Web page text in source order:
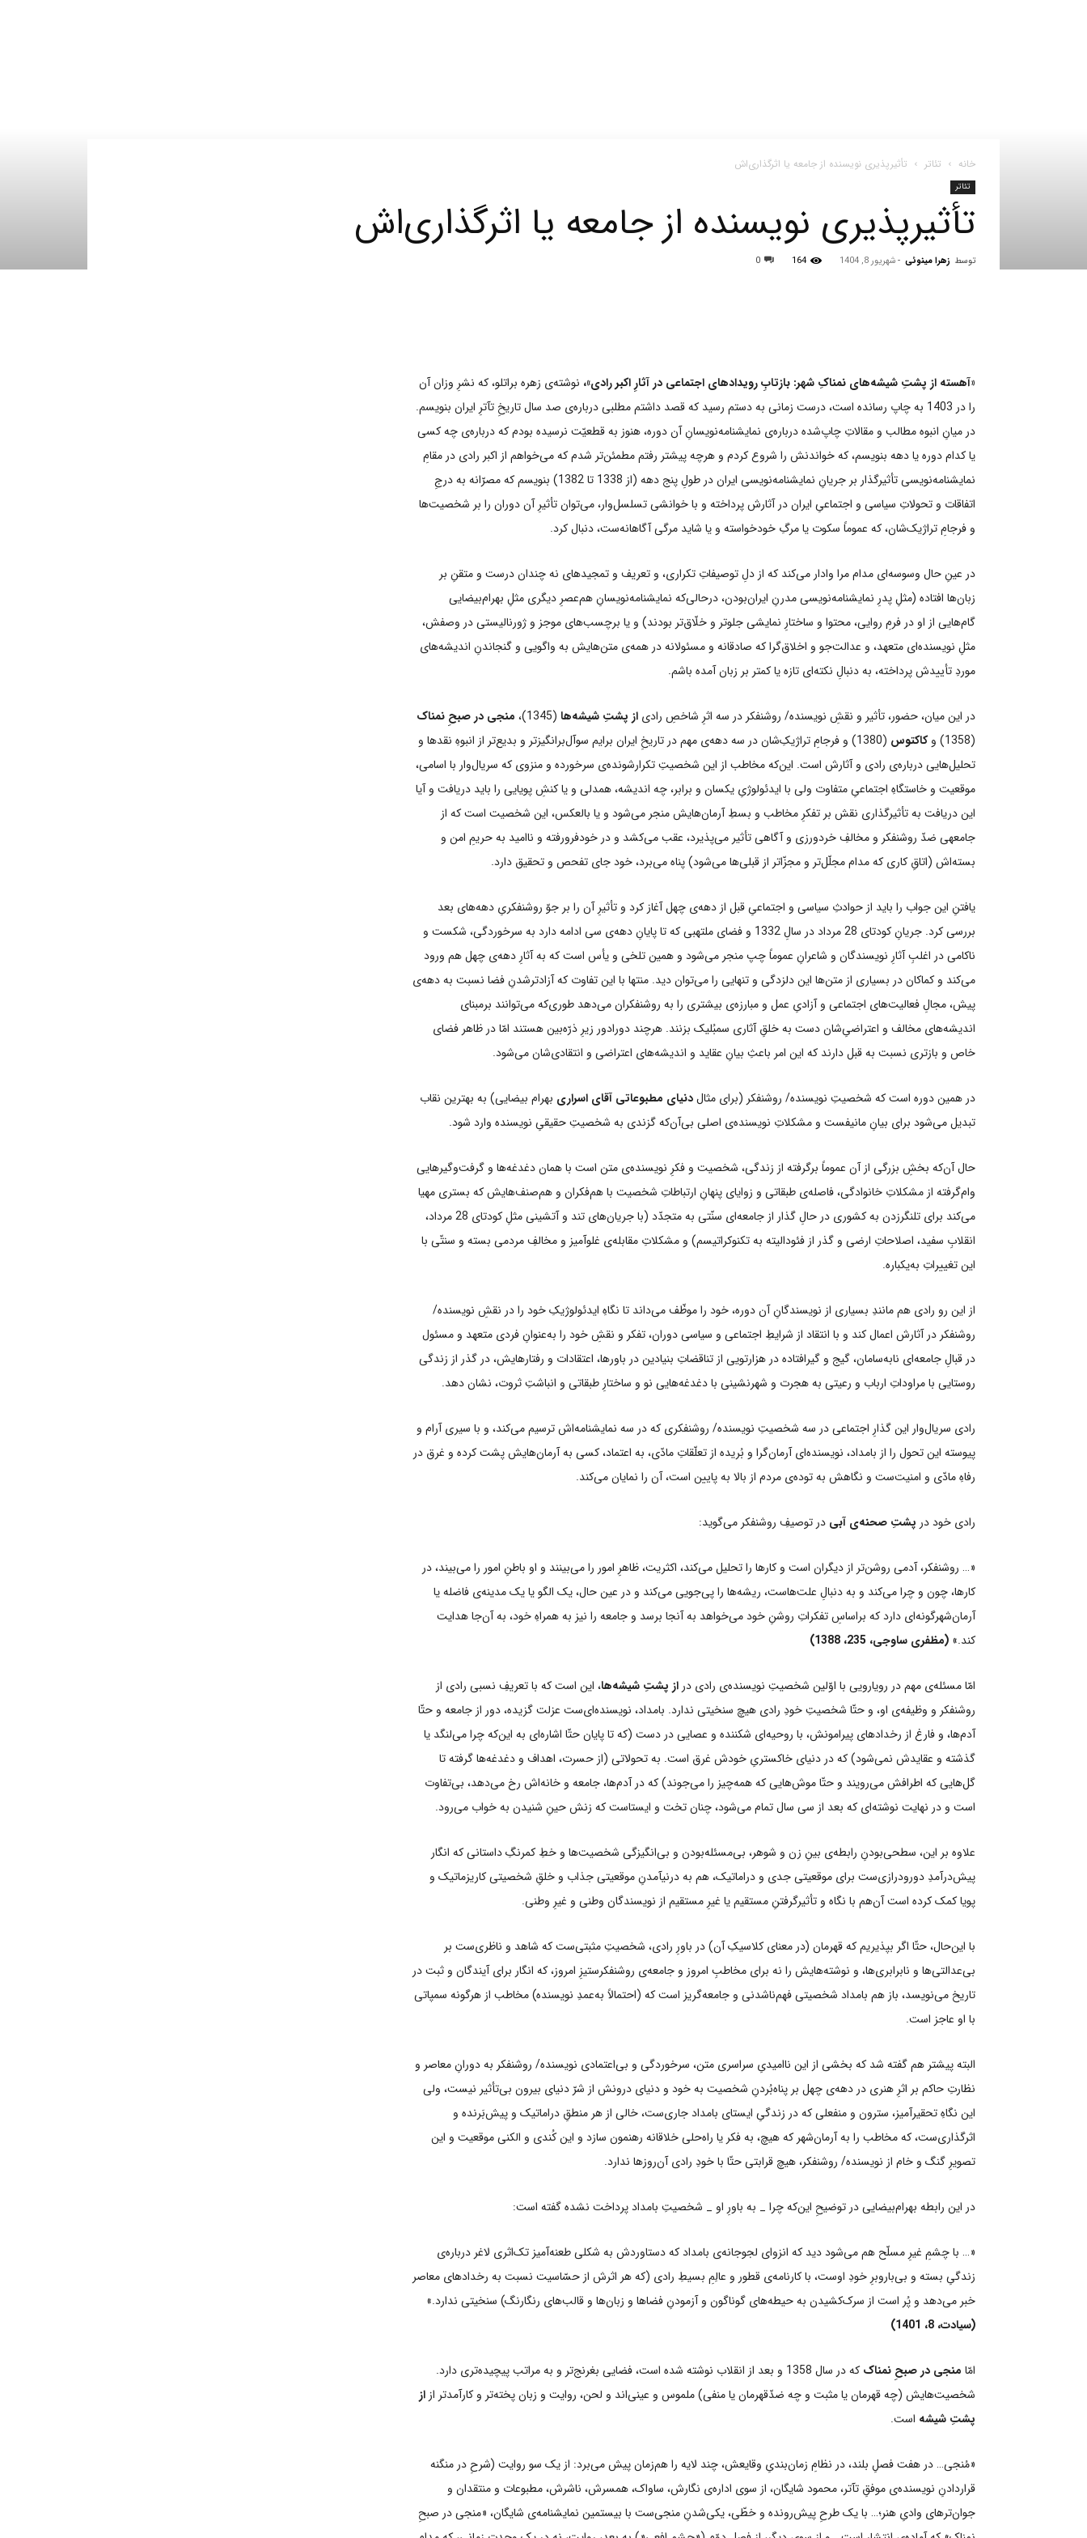
خانه تئاتر تأثیرپذیری نویسنده از جامعه یا اثرگذاری‌اش
تئاتر
تأثیرپذیری نویسنده از جامعه یا اثرگذاری‌اش
توسط زهرا مینوئی -شهریور 8, 1404 164
0
«آهسته از پشتِ شیشه‌های نمناکِ شهر: بازتابِ رویدادهای اجتماعی در آثارِ اکبر رادی»، نوشته‌ی زهره براتلو، که نشرِ وزان آن
را در 1403 به چاپ رسانده است، درست زمانی به دستم رسید که قصد داشتم مطلبی درباره‌ی صد سال تاریخِ تآترِ ایران بنویسم.
در میانِ انبوه مطالب و مقالاتِ چاپ‌شده درباره‌ی نمایشنامه‌نویسانِ آن دوره، هنوز به قطعیّت نرسیده بودم که درباره‌ی چه کسی
یا کدام دوره یا دهه بنویسم، که خواندنش را شروع کردم و هرچه پیشتر رفتم مطمئن‌تر شدم که می‌خواهم از اکبر رادی در مقامِ
نمایشنامه‌نویسی تأثیرگذار بر جریانِ نمایشنامه‌نویسی ایران در طولِ پنج دهه (از 1338 تا 1382) بنویسم که مصرّانه به درجِ
اتفاقات و تحولاتِ سیاسی و اجتماعیِ ایران در آثارش پرداخته و با خوانشی تسلسل‌وار، می‌توان تأثیرِ آن دوران را بر شخصیت‌ها
و فرجامِ تراژیک‌شان، که عموماً سکوت یا مرگِ خودخواسته و یا شاید مرگی آگاهانه‌ست، دنبال کرد.
در عینِ حال وسوسه‌ای مدام مرا وادار می‌کند که از دلِ توصیفاتِ تکراری، و تعریف و تمجیدهای نه چندان درست و متقنِ بر
زبان‌ها افتاده (‌مثلِ پدرِ نمایشنامه‌نویسی مدرنِ ایران‌بودن، درحالی‌که نمایشنامه‌نویسانِ هم‌عصرِ دیگری مثلِ بهرام‌بیضایی
گام‌هایی از او در فرمِ روایی، محتوا و ساختارِ نمایشی جلوتر و خلّاق‌تر بودند) و یا برچسب‌های موجز و ژورنالیستی در وصفش،
مثلِ نویسنده‌ای متعهد، و عدالت‌جو و اخلاق‌گرا که صادقانه و مسئولانه در همه‌ی متن‌هایش به واگویی و گنجاندنِ اندیشه‌های
موردِ تأییدش پرداخته، به دنبالِ نکته‌ای تازه‌ یا کمتر بر زبان آمده باشم.
در این میان، حضور، تأثیر و نقشِ نویسنده/ روشنفکر در سه اثرِ شاخصِ رادی از پشتِ شیشه‌ها (1345)،
منجی در صبحِ نمناک
(1358) و
کاکتوس
(1380) و فرجامِ تراژیکِ‌شان در سه دهه‌ی مهم در تاریخِ ایران برایم سوآل‌برانگیزتر و بدیع‌تر از انبوهِ نقدها و
تحلیل‌هایی درباره‌ی رادی و آثارش است. این‌که مخاطب از این شخصیتِ تکرارشونده‌ی سرخورده و منزوی که سریال‌وار با اسامی،
موقعیت و خاستگاهِ اجتماعیِ متفاوت ولی با ایدئولوژیِ یکسان و برابر، چه اندیشه، همدلی و یا کنشِ پویایی را باید دریافت و آیا
این دریافت به تأثیرگذاری نقش بر تفکرِ مخاطب و بسطِ آرمان‌هایش منجر می‌شود و یا بالعکس، این شخصیت است که از
جامعه‎ی ضدّ روشنفکر و مخالفِ خردورزی و آگاهی تأثیر می‌پذیرد، عقب می‌کشد و در خودفرورفته و ناامید به حریمِ امن و
بسته‌اش (اتاقِ کاری که مدام مجلّل‌تر و مجزّاتر از قبلی‌ها می‌شود) پناه می‌برد، خود جای تفحص و تحقیق دارد.
یافتنِ این جواب را باید از حوادثِ سیاسی و اجتماعیِ قبل از دهه‌ی چهل آغاز کرد و تأثیرِ آن را بر جوّ روشنفکریِ دهه‌های بعد
بررسی کرد. جریانِ کودتای 28 مرداد در سالِ 1332 و فضای ملتهبی که تا پایانِ دهه‌ی سی ادامه دارد به سرخوردگی، شکست و
ناکامی در اغلبِ آثارِ نویسندگان و شاعرانِ عموماً چپ‌ ‌منجر می‌شود و همین تلخی و یأس است که به آثارِ دهه‌ی چهل هم ورود
می‌کند و کماکان در بسیاری از متن‌ها این دلزدگی و تنهایی را می‌توان دید. منتها با این تفاوت که آزادترشدنِ فضا نسبت به دهه‌ی
پیش، مجالِ فعالیت‌های اجتماعی و آزادیِ عمل و مبارزه‌ی بیشتری را به روشنفکران می‌دهد طوری‌که می‌توانند برمبنای
اندیشه‌های مخالف و اعتراضیِ‌شان دست به خلقِ آثاری سمبُلیک بزنند. هرچند دورادور زیرِ ذرّه‌بین هستند امّا در ظاهر فضای
خاص و بازتری نسبت به قبل دارند که این امر باعثِ بیانِ عقاید و اندیشه‌های اعتراضی و انتقادی‌شان می‌شود.
در همین دوره است که شخصیتِ نویسنده/ روشنفکر (برای مثالدنیای مطبوعاتی آقای اسراری بهرام بیضایی) به بهترین نقاب
تبدیل می‌شود برای بیانِ مانیفست و مشکلاتِ نویسنده‌ی اصلی بی‌آن‌که گزندی به شخصیتِ حقیقیِ نویسنده وارد شود.
حال آن‌که بخشِ بزرگی از آن عموماً برگرفته از زندگی، شخصیت و فکرِ نویسنده‌‌ی متن است با همان دغدغه‌ها و گرفت‌وگیرهایی
وام‌گرفته از مشکلاتِ خانوادگی، فاصله‌ی طبقاتی و زوایای پنهانِ ارتباطاتِ شخصیت با هم‌فکران و هم‌صنف‌هایش که بستری مهیا
می‌کند برای تلنگرزدن به کشوری در حالِ گذار از جامعه‌ای سنّتی به متجدّد (با جریان‌های تند و آتشینی مثلِ کودتای 28 مرداد،
انقلابِ سفید، اصلاحاتِ ارضی و گذر از فئودالیته به تکنوکراتیسم) و مشکلاتِ مقابله‌ی غلوآمیز و مخالفِ مردمی بسته و سنتّی با
این تغییراتِ به‌یکباره.
از این رو رادی هم مانندِ بسیاری از نویسندگانِ آن دوره، خود را موظّف می‌داند تا نگاهِ ایدئولوژیکِ خود را در نقشِ نویسنده/
روشنفکر در آثارش اعمال کند و با انتقاد از شرایطِ اجتماعی و سیاسی دوران، تفکر و نقشِ خود را به‌عنوانِ فردی متعهد و مسئول
در قبالِ جامعه‌ای نابه‌سامان، گیج و گیرافتاده در هزارتویی از تناقضاتِ بنیادین در باورها، اعتقادات و رفتارهایش، در گذر از زندگی
روستایی با مراوداتِ ارباب و رعیتی به هجرت و شهرنشینی با دغدغه‌هایی نو و ساختارِ طبقاتی و انباشتِ ثروت، نشان دهد.
رادی سریال‌وار این گذارِ اجتماعی در سه شخصیتِ نویسنده/ روشنفکری که در سه نمایشنامه‌اش ترسیم می‌کند، و با سیری آرام و
پیوسته این تحول را از بامداد، نویسنده‌ای آرمان‌گرا و بُریده از تعلّقاتِ مادّی، به اعتماد، کسی به آرمان‌هایش پشت کرده و غرق در
رفاهِ مادّی و امنیت‌ست و نگاهش به توده‌ی مردم از بالا به پایین است، آن را نمایان می‌کند.
رادی خود در پشتِ صحنه‌ی آبی در توصیفِ روشنفکر می‌گوید:
«… روشنفکر، آدمی روشن‌تر از دیگران است و کارها را تحلیل می‌کند، اکثریت، ظاهرِ امور را می‌بینند و او باطنِ امور را می‌بیند، در
کارها، چون و چرا می‌کند و به دنبالِ علت‌هاست، ریشه‌ها را پی‌جویی می‌کند و در عین حال، یک الگو یا یک مدینه‌ی فاضله یا
آرمان‌شهرگونه‌ای دارد که براساسِ تفکراتِ روشنِ خود می‌خواهد به آنجا برسد و جامعه را نیز به همراهِ خود، به آن‌جا هدایت
کند.» (مظفری ساوجی، 235، 1388)
امّا مسئله‌ی مهم در رویارویی با اوّلین شخصیتِ نویسنده‌ی رادی در از پشتِ شیشه‌ها، این است که با تعریفِ نسبی رادی از
روشنفکر و وظیفه‌ی او، و حتّا شخصیتِ خودِ رادی هیچ سنخیتی ندارد. بامداد، نویسنده‌ای‌ست عزلت گزیده، دور از جامعه و حتّا
آدم‌ها، و فارغ از رخدادهای پیرامونش، با روحیه‌ای شکننده و عصایی در دست (که تا پایان حتّا اشاره‌ای به این‌که چرا می‌لنگد یا
گذشته‌ و عقایدش نمی‌شود) که در دنیای خاکستریِ خودش غرق است. به‌ تحولاتی (از حسرت، اهداف و دغدغه‌ها گرفته تا
گل‌هایی که اطرافش می‌رویند و حتّا موش‌هایی که همه‌چیز را می‌جوند) که در آدم‌ها، جامعه و خانه‌اش رخ می‌دهد، بی‌تفاوت
است و در نهایت نوشته‌ای که بعد از سی سال تمام می‌شود، چنان تخت و ایستاست که زنش حینِ شنیدن به خواب می‌رود.
علاوه بر این، سطحی‌بودنِ رابطه‌ی بینِ زن و شوهر، بی‌مسئله‌بودن و بی‌انگیزگی شخصیت‌ها و خطِ کمرنگِ داستانی که انگار
پیش‌درآمدِ دورودرازی‌ست برای موقعیتی جدی‌ و دراماتیک‌، هم به درنیآمدنِ موقعیتی جذاب و خلقِ شخصیتی کاریزماتیک و
پویا کمک کرده است آن‌هم با نگاه و تأثیرگرفتنِ مستقیم یا غیرِ مستقیم از نویسندگان وطنی و غیرِ وطنی.
با این‌حال، حتّا اگر بپذیریم که قهرمان (در معنای کلاسیکِ آن) در باورِ رادی، شخصیتِ مثبتی‌ست که شاهد و ناظری‌ست بر
بی‌عدالتی‌ها و نابرابری‌ها، و نوشته‌هایش را نه برای مخاطبِ امروز و جامعه‌ی روشنفکرستیزِ امروز، که انگار برای آیندگان و ثبت در
تاریخ می‌نویسد، باز هم بامداد شخصیتی فهم‌ناشدنی و جامعه‌‌گریز است که (احتمالاً به‌عمدِ نویسنده) مخاطب از هرگونه سمپاتی
با او عاجز است.
البته پیشتر هم گفته شد که بخشی از این ناامیدیِ سراسری متن، سرخوردگی و بی‌اعتمادی نویسنده/ روشنفکر به دورانِ معاصر و
نظارتِ حاکم بر اثرِ هنری در دهه‌ی چهل بر پناه‌بُردنِ شخصیت به خود و دنیای درونش از شرّ دنیای بیرون بی‌تأثیر نیست، ولی
این نگاهِ تحقیرآمیز، سترون و منفعلی که در زندگیِ ایستای بامداد جاری‌ست، خالی از هر منطقِ دراماتیک و پیش‌بَرنده‌ و
اثرگذاری‌ست، که مخاطب را به آرمان‌شهر که هیچ، به فکر یا راه‌حلی خلاقانه‌ رهنمون سازد و این کُندی و الکنی موقعیت و این
تصویرِ گنگ و خام از نویسنده/ روشنفکر، هیچ قرابتی حتّا با خودِ رادی آن‌روزها ندارد.
در این رابطه بهرام‌بیضایی در توضیحِ این‌که چرا _ به باورِ او _ شخصیتِ بامداد پرداخت نشده گفته است:
«… با چشمِ غیرِ مسلّح هم می‌شود دید که انزوای لجوجانه‌ی بامداد که دستاوردش به شکلی طعنه‌آمیز تک‌اثری لاغر درباره‌ی
زندگیِ بسته‌ و بی‌باروبرِ خودِ اوست، با کارنامه‌ی قطور و عالِمِ بسیطِ رادی (که هر اثرش از حسّاسیت نسبت به رخدادهای معاصر
خبر می‌دهد و پُر است از سرک‌کشیدن به حیطه‌های گوناگون و آزمودنِ فضاها و زبان‌ها و قالب‌های رنگارنگ) سنخیتی ندارد.»
(سیادت، 8، 1401)
امّا منجی در صبحِ نمناک
که در سال 1358 و بعد از انقلاب نوشته شده است، فضایی بغرنج‌تر و به مراتب پیچیده‌تری دارد.
شخصیت‌هایش (چه قهرمان یا مثبت و چه ضدّقهرمان یا منفی) ملموس و عینی‌اند و لحن، روایت و زبان پخته‌تر و کارآمدتر از از
پشتِ شیشه است.
«مُنجی… در هفت فصلِ بلند، در نظامِ زمان‌بندیِ وقایعش، چند لایه را هم‌زمان پیش می‌برد: از یک سو روایت (شرحِ در منگنه
قراردادنِ نویسنده‌ی موفقِ تآتر، محمود شایگان، از سوی اداره‌ی نگارش، ساواک، همسرش، ناشرش، مطبوعات و منتقدان و
جوان‌ترهای وادیِ هنر؛… با یک طرحِ پیش‌رونده و خطّی، یکی‌شدنِ منجی‌ست با بیستمین نمایشنامه‌ی ‌شایگان، «منجی در صبحِ